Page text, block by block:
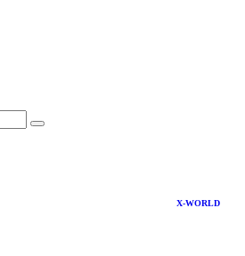
X-WORLD